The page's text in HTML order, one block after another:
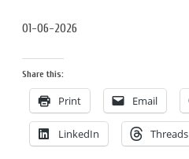
01-06-2026
Share this:
Print Email
LinkedIn Threads